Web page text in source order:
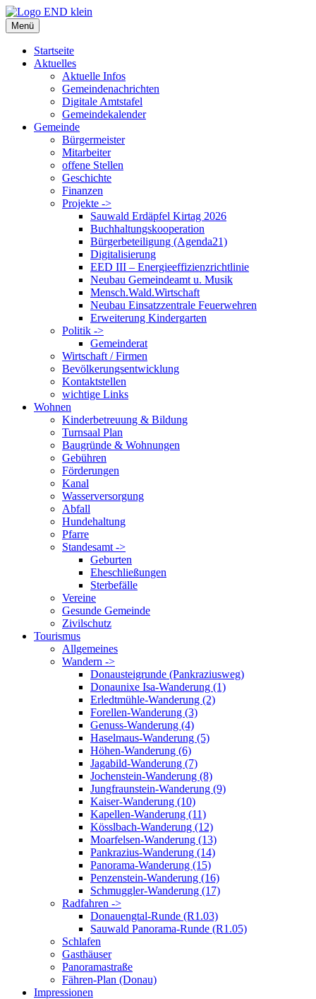
Zum
Inhalt
springen
Menü
Startseite
Aktuelles
Aktuelle Infos
Gemeindenachrichten
Digitale Amtstafel
Gemeindekalender
Gemeinde
Bürgermeister
Mitarbeiter
offene Stellen
Geschichte
Finanzen
Projekte ->
Sauwald Erdäpfel Kirtag 2026
Buchhaltungskooperation
Bürgerbeteiligung (Agenda21)
Digitalisierung
EED III – Energieeffizienzrichtlinie
Neubau Gemeindeamt u. Musik
Mensch.Wald.Wirtschaft
Neubau Einsatzzentrale Feuerwehren
Erweiterung Kindergarten
Politik ->
Gemeinderat
Wirtschaft / Firmen
Bevölkerungsentwicklung
Kontaktstellen
wichtige Links
Wohnen
Kinderbetreuung & Bildung
Turnsaal Plan
Baugründe & Wohnungen
Gebühren
Förderungen
Kanal
Wasserversorgung
Abfall
Hundehaltung
Pfarre
Standesamt ->
Geburten
Eheschließungen
Sterbefälle
Vereine
Gesunde Gemeinde
Zivilschutz
Tourismus
Allgemeines
Wandern ->
Donausteigrunde (Pankraziusweg)
Donaunixe Isa-Wanderung (1)
Erledtmühle-Wanderung (2)
Forellen-Wanderung (3)
Genuss-Wanderung (4)
Haselmaus-Wanderung (5)
Höhen-Wanderung (6)
Jagabild-Wanderung (7)
Jochenstein-Wanderung (8)
Jungfraunstein-Wanderung (9)
Kaiser-Wanderung (10)
Kapellen-Wanderung (11)
Kösslbach-Wanderung (12)
Moarfelsen-Wanderung (13)
Pankrazius-Wanderung (14)
Panorama-Wanderung (15)
Penzenstein-Wanderung (16)
Schmuggler-Wanderung (17)
Radfahren ->
Donauengtal-Runde (R1.03)
Sauwald Panorama-Runde (R1.05)
Schlafen
Gasthäuser
Panoramastraße
Fähren-Plan (Donau)
Impressionen